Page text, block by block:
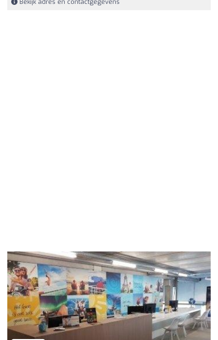
Bekijk adres en contactgegevens